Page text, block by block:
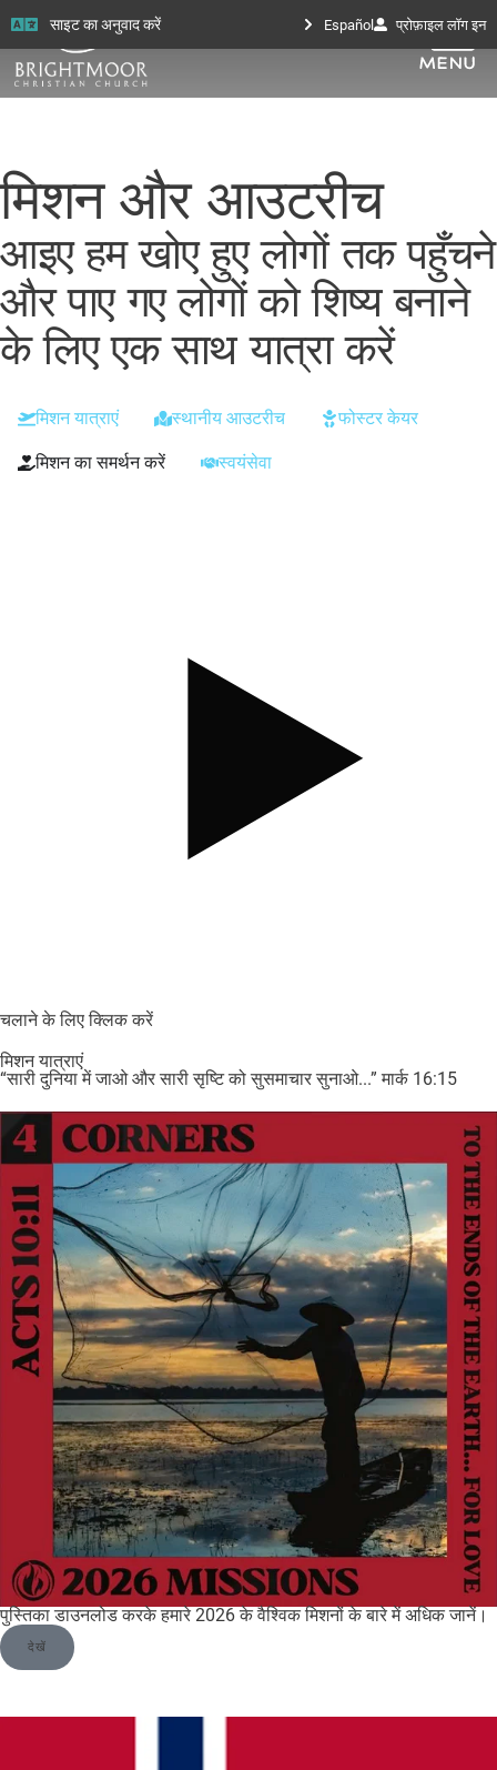
साइट का अनुवाद करें Español प्रोफ़ाइल लॉग इन
मिशन और आउटरीच
आइए हम खोए हुए लोगों तक पहुँचने
और पाए गए लोगों को शिष्य बनाने
के लिए एक साथ यात्रा करें
मिशन यात्राएं स्थानीय आउटरीच फोस्टर केयर
मिशन का समर्थन करें स्वयंसेवा
चलाने के लिए क्लिक करें
मिशन यात्राएं
“सारी दुनिया में जाओ और सारी सृष्टि को सुसमाचार सुनाओ...” मार्क 16:15
पुस्तिका डाउनलोड करके हमारे 2026 के वैश्विक मिशनों के बारे में अधिक जानें।
देखें